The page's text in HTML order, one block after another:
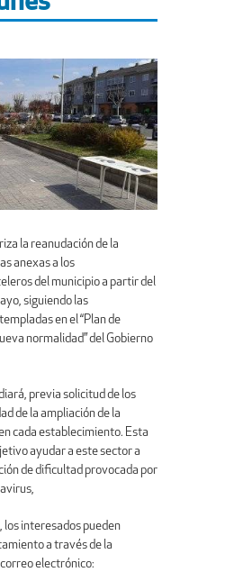
la reanudación de la
anexas a los
del municipio a partir del
siguiendo las
en el “Plan de
normalidad” del Gobierno
previa solicitud de los
de la ampliación de la
cada establecimiento. Esta
ayudar a este sector a
de dificultad provocada por
los interesados pueden
a través de la
electrónico: